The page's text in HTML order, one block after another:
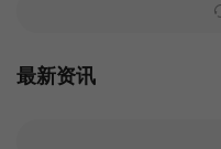
最新资讯